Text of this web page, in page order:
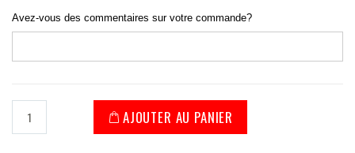
Avez-vous des commentaires sur votre commande?
AJOUTER AU PANIER